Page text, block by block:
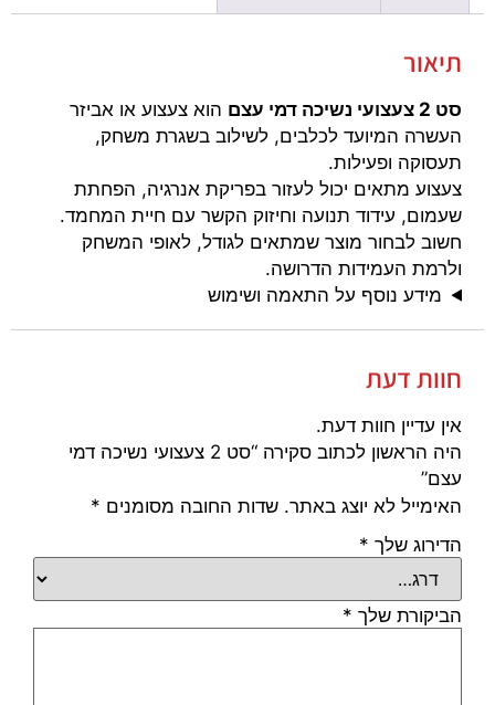
תיאור
סט 2 צעצועי נשיכה דמי עצם
הוא צעצוע או אביזר
העשרה המיועד לכלבים, לשילוב בשגרת משחק,
תעסוקה ופעילות.
צעצוע מתאים יכול לעזור בפריקת אנרגיה, הפחתת
שעמום, עידוד תנועה וחיזוק הקשר עם חיית המחמד.
חשוב לבחור מוצר שמתאים לגודל, לאופי המשחק
ולרמת העמידות הדרושה.
מידע נוסף על התאמה ושימוש
חוות דעת
אין עדיין חוות דעת.
היה הראשון לכתוב סקירה “סט 2 צעצועי נשיכה דמי
עצם”
האימייל לא יוצג באתר. שדות החובה מסומנים *
הדירוג שלך *
הביקורת שלך *